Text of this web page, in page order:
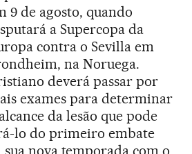
9 de agosto, quando
a Supercopa da
contra o Sevilla em
na Noruega.
deverá passar por
exames para determinar
da lesão que pode
lo do primeiro embate
nova temporada com o